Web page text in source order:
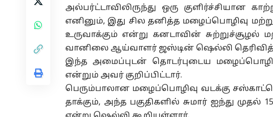
அல்பர்ட்டாவிலிருந்து ஒரு குளிர்ச்சியான
எனினும், இது சில தனித்த மழைப்பொழிவு
உருவாக்கும் என்று கனடாவின்
வானிலை ஆய்வாளர் ஜஸ்டின் ஷெல்லி
இந்த அமைப்புடன் தொடர்புடைய
என்றும் அவர் குறிப்பிட்டார்.
பெரும்பாலான மழைப்பொழிவு வடக்கு
தாக்கும், அந்த பகுதிகளில் சுமார் ஐந்து முதல்